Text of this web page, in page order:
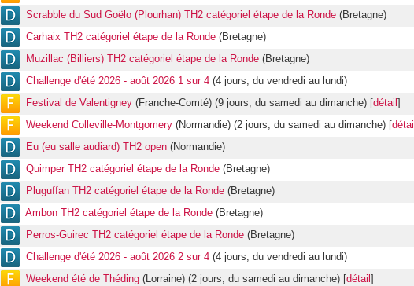
Scrabble du Sud Goëlo (Plourhan) TH2 catégoriel étape de la Ronde (Bretagne)
Carhaix TH2 catégoriel étape de la Ronde (Bretagne)
Muzillac (Billiers) TH2 catégoriel étape de la Ronde (Bretagne)
Challenge d'été 2026 - août 2026 1 sur 4 (4 jours, du vendredi au lundi)
Festival de Valentigney (Franche-Comté) (9 jours, du samedi au dimanche) [ détail
Weekend Colleville-Montgomery (Normandie) (2 jours, du samedi au dimanche) [ détail
Eu (eu salle audiard) TH2 open (Normandie)
Quimper TH2 catégoriel étape de la Ronde (Bretagne)
Pluguffan TH2 catégoriel étape de la Ronde (Bretagne)
Ambon TH2 catégoriel étape de la Ronde (Bretagne)
Perros-Guirec TH2 catégoriel étape de la Ronde (Bretagne)
Challenge d'été 2026 - août 2026 2 sur 4 (4 jours, du vendredi au lundi)
Weekend été de Théding (Lorraine) (2 jours, du samedi au dimanche) [ détail